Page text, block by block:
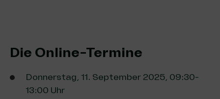
Die Online-Termine
Donnerstag, 11. September 2025, 09:30-
13:00 Uhr